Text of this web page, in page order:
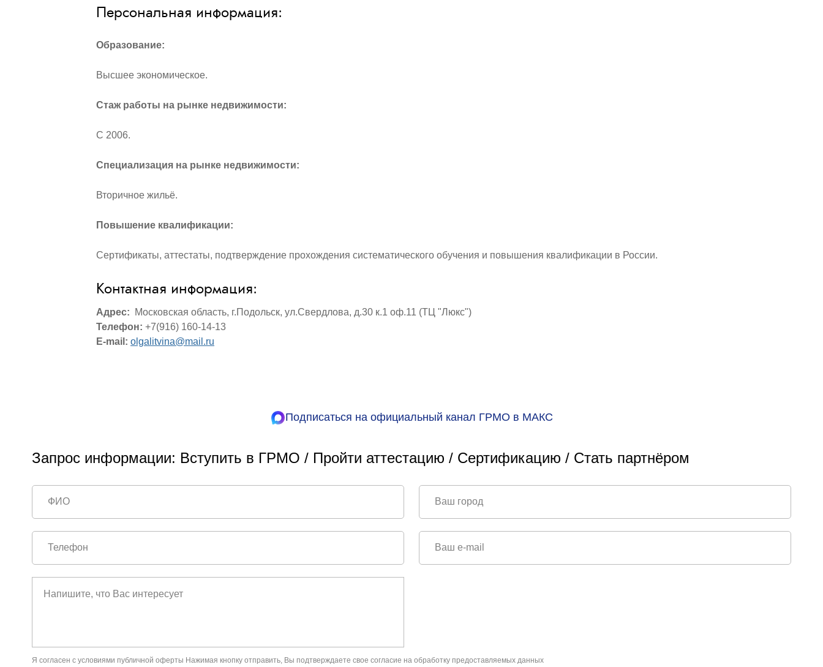
Персональная информация:
Образование:
Высшее экономическое.
Стаж работы на рынке недвижимости:
С 2006.
Специализация на рынке недвижимости:
Вторичное жильё.
Повышение квалификации:
Сертификаты, аттестаты, подтверждение прохождения систематического обучения и повышения квалификации в России.
Контактная информация:
Адрес:
Московская область, г.Подольск, ул.Свердлова, д.30 к.1 оф.11 (ТЦ "Люкс")
Телефон: +7(916) 160-14-13
E-mail: olgalitvina@mail.ru
Подписаться на официальный канал ГРМО в МАКС
Запрос информации: Вступить в ГРМО / Пройти аттестацию / Сертификацию / Стать партнёром
Я согласен с условиями публичной оферты Нажимая кнопку отправить, Вы подтверждаете свое согласие на обработку предоставляемых данных